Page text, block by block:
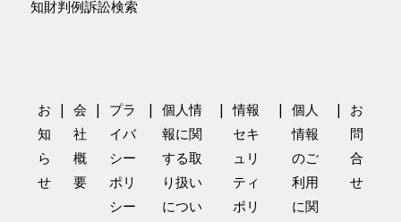
知財判例訴訟検索
お
知
ら
せ
| 会
社
概
要
|
プラ
イバ
シー
ポリ
シー
| 個人情
報に関
する取
り扱い
につい
| 情報
セキ
ュリ
ティ
ポリ
| 個人
情報
のご
利用
に関
|
お
問
合
せ